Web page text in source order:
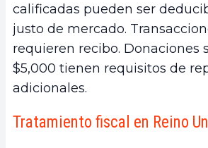
calificadas pueden ser
justo de mercado.
requieren recibo. Donaciones
$5,000 tienen requisitos de
adicionales.
Tratamiento fiscal en Reino